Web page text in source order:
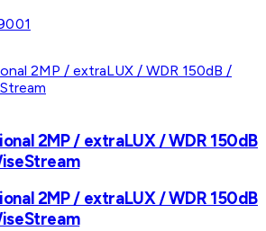
2MP / extraLUX / WDR 150dB
2MP / extraLUX / WDR 150dB